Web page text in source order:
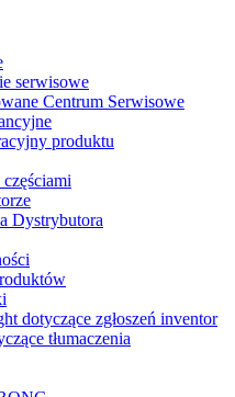
serwisowe
Centrum Serwisowe
produktu
Dystrybutora
dotyczące zgłoszeń inventor
tłumaczenia